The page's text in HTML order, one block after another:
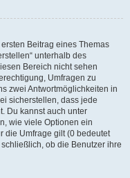
Beitrag eines Themas
unterhalb des
Bereich nicht sehen
Umfragen zu
zwei Antwortmöglichkeiten in
sicherstellen, dass jede
Du kannst auch unter
wie viele Optionen ein
die Umfrage gilt (0 bedeutet
ob die Benutzer ihre